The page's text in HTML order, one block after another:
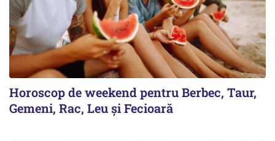
Horoscop de weekend pentru Berbec, Taur,
Gemeni, Rac, Leu și Fecioară